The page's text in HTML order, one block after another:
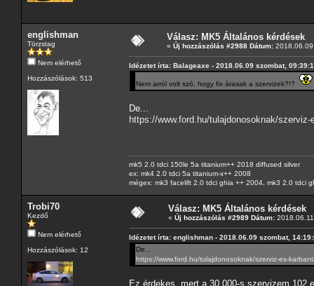
englishman
Törzstag
Nem elérhető
Hozzászólások: 513
Válasz: MK5 Általános kérdések
« Új hozzászólás #2988 Dátum:
Idézetet írta: Balageaxe - 2018.06.09 szombat,
Nem arról volt szó, hogy fix árasak a szervizek?!?
De...
https://www.ford.hu/tulajdonosoknak/
mk5 2.0 tdci 150le 5a titanium++ 2018 diffused silver
ex: mk4 2.0 tdci 5a titanium-x++ 2008
mégex: mk3 facelift 2.0 tdci ghia ++ 2004, mk3 2.0 tdci
Trobi70
Kezdő
Nem elérhető
Hozzászólások: 12
Válasz: MK5 Általános kérdések
« Új hozzászólás #2989 Dátum:
Idézetet írta: englishman - 2018.06.09 szombat,
De...
https://www.ford.hu/tulajdonosoknak/szerviz-es-
Ez érdekes, mert a 30 000-s szervizem 102